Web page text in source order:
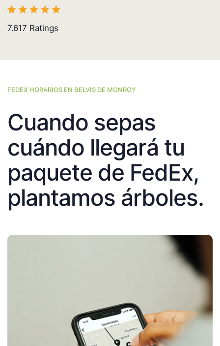
7.617 Ratings
FEDEX HORARIOS EN BELVIS DE MONROY
Cuando sepas
cuándo llegará tu
paquete de FedEx,
plantamos árboles.